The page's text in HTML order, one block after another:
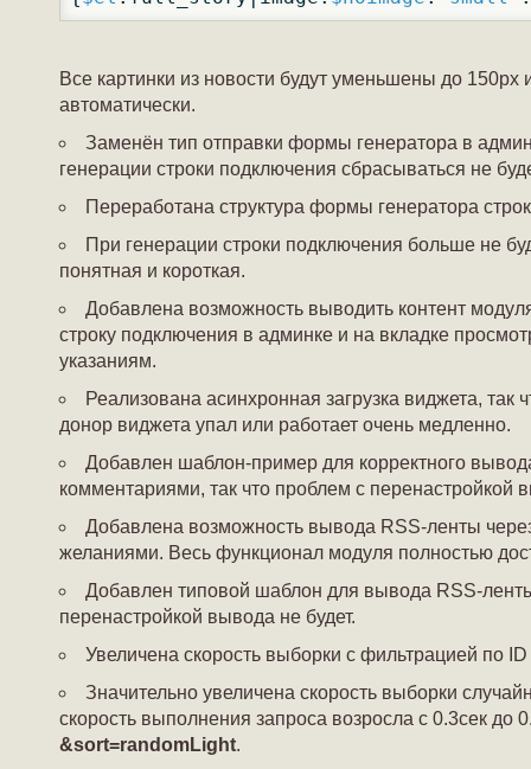
Все картинки из новости будут уменьшены до
автоматически.
Заменён тип отправки формы генератора в
генерации строки подключения сбрасываться не
Переработана структура формы генератора
При генерации строки подключения больше не
понятная и короткая.
Добавлена возможность выводить контент
строку подключения в админке и на вкладке
указаниям.
Реализована асинхронная загрузка виджета, так
донор виджета упал или работает очень медленно.
Добавлен шаблон-пример для корректного
комментариями, так что проблем с перенастройкой
Добавлена возможность вывода RSS-ленты
желаниями. Весь функционал модуля полностью
Добавлен типовой шаблон для вывода RSS-
перенастройкой вывода не будет.
Увеличена скорость выборки с фильтрацией по
Значительно увеличена скорость выборки
скорость выполнения запроса возросла c 0.3cек до
&sort=randomLight.